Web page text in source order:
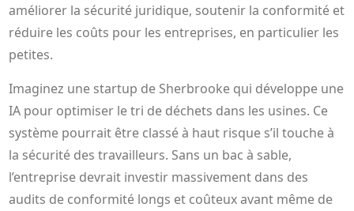
améliorer la sécurité juridique, soutenir la conformité et
réduire les coûts pour les entreprises, en particulier les
petites.
Imaginez une startup de Sherbrooke qui développe une
IA pour optimiser le tri de déchets dans les usines. Ce
système pourrait être classé à haut risque s’il touche à
la sécurité des travailleurs. Sans un bac à sable,
l’entreprise devrait investir massivement dans des
audits de conformité longs et coûteux avant même de